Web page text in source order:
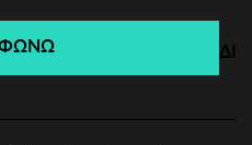
00λεπτά 00δευτ.